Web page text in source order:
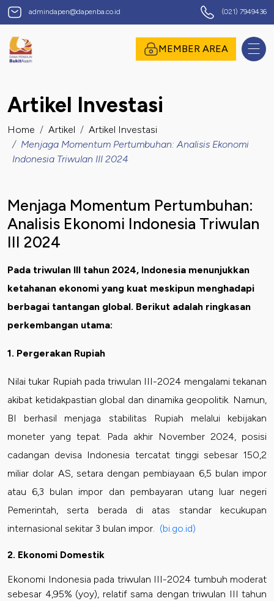
Dana Pensiun Bukit Asam
admindapen@dapenba.co.id (021) 7949436
MEMBER AREA
Induk Pegawai
Artikel Investasi
Home Artikel
Artikel Investasi
Menjaga Momentum Pertumbuhan: Analisis Ekonomi
Indonesia Triwulan III 2024
Menjaga Momentum Pertumbuhan:
Analisis Ekonomi Indonesia Triwulan
III 2024
Pada triwulan III tahun 2024, Indonesia menunjukkan
ketahanan ekonomi yang kuat meskipun menghadapi
berbagai tantangan global. Berikut adalah ringkasan
perkembangan utama:
1. Pergerakan Rupiah
Nilai tukar Rupiah pada triwulan III-2024 mengalami tekanan
akibat ketidakpastian global dan dinamika geopolitik. Namun,
BI berhasil menjaga stabilitas Rupiah melalui kebijakan
moneter yang tepat. Pada akhir November 2024, posisi
cadangan devisa Indonesia tercatat tinggi sebesar 150,2
miliar dolar AS, setara dengan pembiayaan 6,5 bulan impor
atau 6,3 bulan impor dan pembayaran utang luar negeri
Pemerintah, serta berada di atas standar kecukupan
internasional sekitar 3 bulan impor. (bi.go.id)
2. Ekonomi Domestik
Ekonomi Indonesia pada triwulan III-2024 tumbuh moderat
sebesar 4,95% (yoy), relatif sama dengan triwulan III tahun